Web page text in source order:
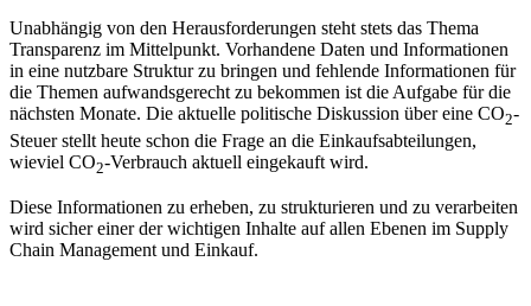
Unabhängig von den Herausforderungen steht stets das Thema
Transparenz im Mittelpunkt. Vorhandene Daten und Informationen
in eine nutzbare Struktur zu bringen und fehlende Informationen für
die Themen aufwandsgerecht zu bekommen ist die Aufgabe für die
nächsten Monate. Die aktuelle politische Diskussion über eine CO2-
Steuer stellt heute schon die Frage an die Einkaufsabteilungen,
wieviel CO2-Verbrauch aktuell eingekauft wird.
Diese Informationen zu erheben, zu strukturieren und zu verarbeiten
wird sicher einer der wichtigen Inhalte auf allen Ebenen im Supply
Chain Management und Einkauf.